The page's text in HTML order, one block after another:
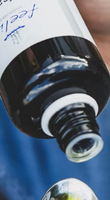
der Düfte